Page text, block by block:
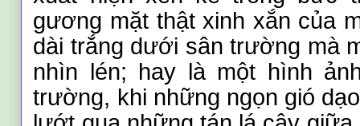
gương mặt thật xinh xắn của
dài trắng dưới sân trường mà
nhìn lén; hay là một hình
trường, khi những ngọn gió